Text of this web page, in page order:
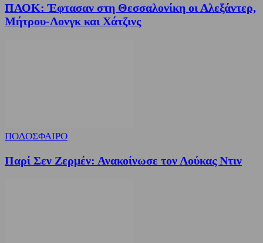
ΠΑΟΚ: Έφτασαν στη Θεσσαλονίκη οι Αλεξάντερ,
Μήτρου-Λονγκ και Χάτζινς
ΠΟΔΟΣΦΑΙΡΟ
Παρί Σεν Ζερμέν: Ανακοίνωσε τον Λούκας Ντιν